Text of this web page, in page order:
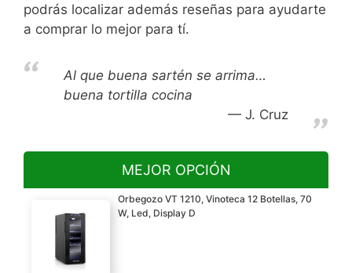
podrás localizar además reseñas para ayudarte
a comprar lo mejor para tí.
Al que buena sartén se arrima…
buena tortilla cocina
J. Cruz
MEJOR OPCIÓN
Orbegozo VT 1210, Vinoteca 12 Botellas, 70
W, Led, Display D